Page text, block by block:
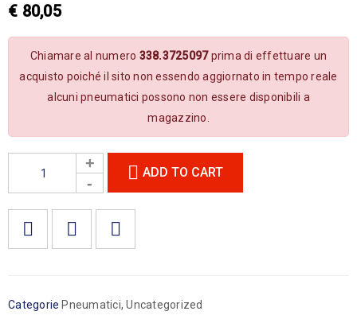
€ 80,05
Chiamare al numero 338.3725097prima di effettuare un
acquisto poiché il sito non essendo aggiornato in tempo reale
alcuni pneumatici possono non essere disponibili a
magazzino.
ADD TO CART
Categorie Pneumatici,Uncategorized